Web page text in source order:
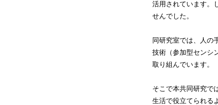
活用されています。
せんでした。
同研究室では、人の
技術（参加型センシ
取り組んでいます。
そこで本共同研究で
生活で役立てられる